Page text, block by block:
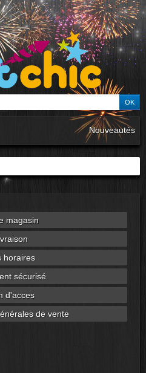
Nouveautés
magasin
horaires
sécurisé
d'acces
de vente